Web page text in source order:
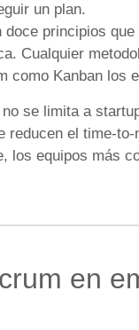
un plan.
principios
Cualquier
como Kanban los
se limita a
reducen el time-
los equipos más
en